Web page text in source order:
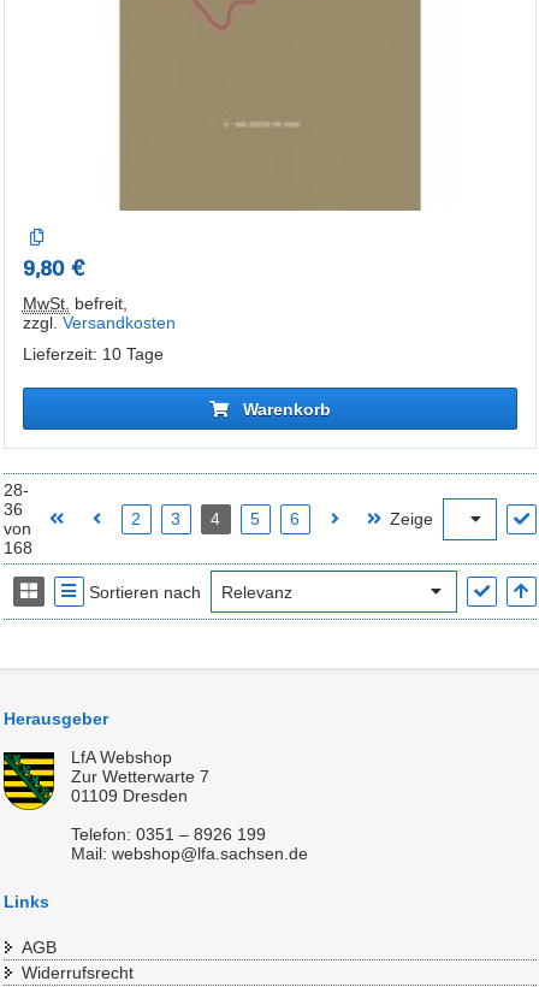
9,80 €
MwSt. befreit,
zzgl. Versandkosten
Lieferzeit: 10 Tage
Warenkorb
28-
36
von
168
2 3 4 5 6 Zeige
Sortieren nach
Herausgeber
LfA Webshop
Zur Wetterwarte 7
01109 Dresden
Telefon: 0351 – 8926 199
Mail: webshop@lfa.sachsen.de
Links
AGB
Widerrufsrecht